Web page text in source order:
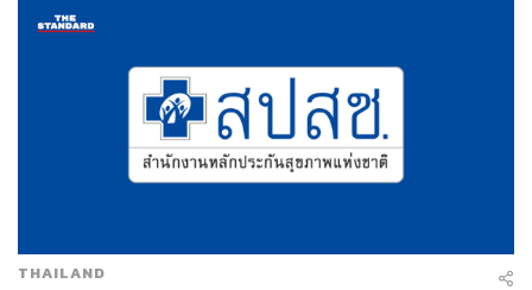
เย็นตรงจากโรงงาน [ADVERTORIAL]
THAILAND